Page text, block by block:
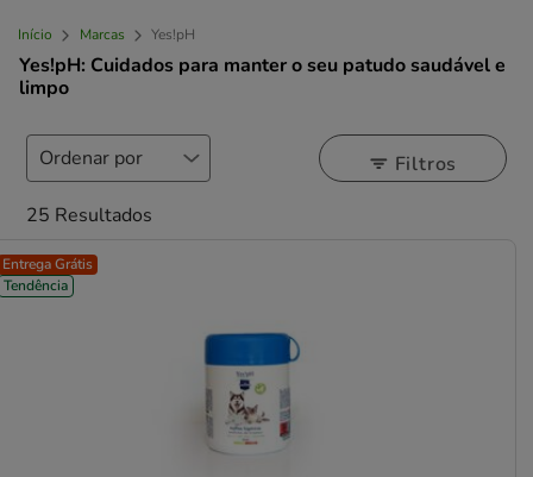
Início Marcas Yes!pH
Yes!pH: Cuidados para manter o seu patudo saudável e
limpo
Filtros
25 Resultados
Entrega Grátis
Tendência